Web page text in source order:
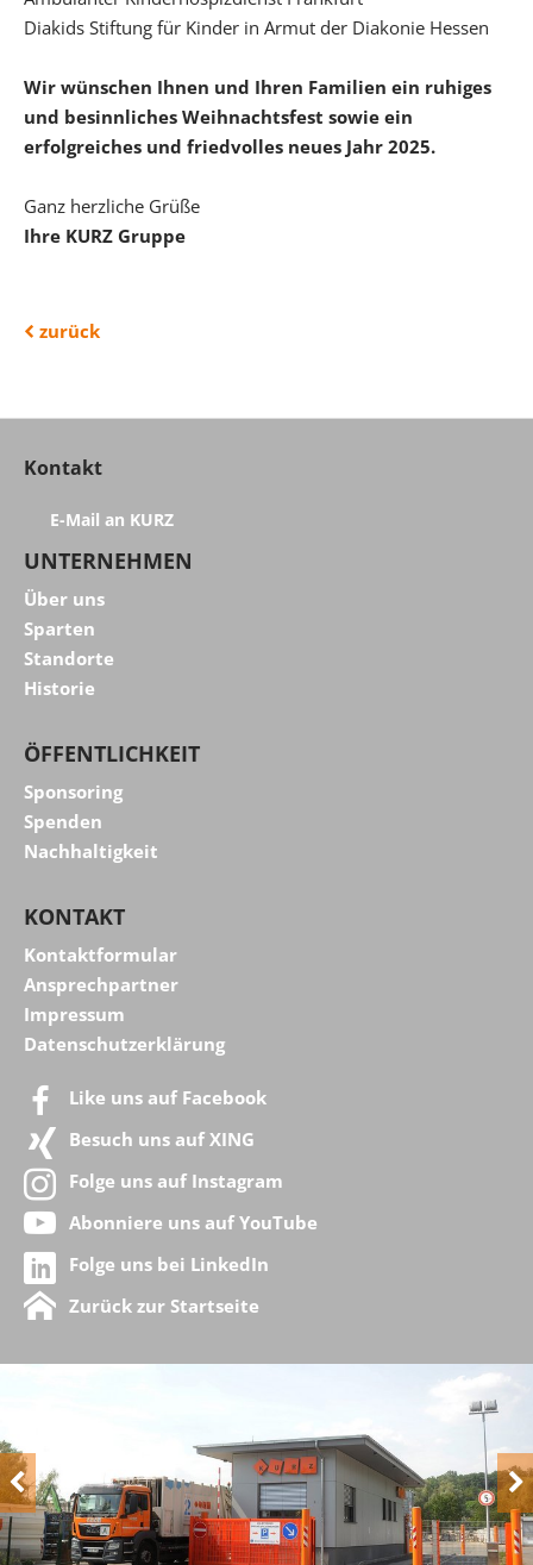
Diakids Stiftung für Kinder in Armut der Diakonie Hessen
Wir wünschen Ihnen und Ihren Familien ein ruhiges
und besinnliches Weihnachtsfest sowie ein
erfolgreiches und friedvolles neues Jahr 2025.
Ganz herzliche Grüße
Ihre KURZ Gruppe
zurück
Kontakt
E-Mail an KURZ
UNTERNEHMEN
Über uns
Sparten
Standorte
Historie
ÖFFENTLICHKEIT
Sponsoring
Spenden
Nachhaltigkeit
KONTAKT
Kontaktformular
Ansprechpartner
Impressum
Datenschutzerklärung
Like uns auf Facebook
Besuch uns auf XING
Folge uns auf Instagram
Abonniere uns auf YouTube
Folge uns bei LinkedIn
Zurück zur Startseite